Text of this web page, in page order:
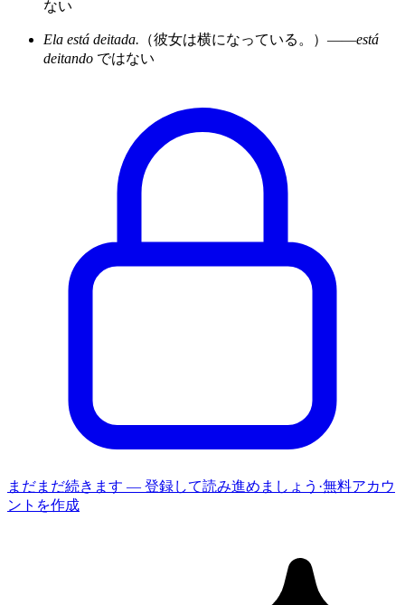
ない
Ela está deitada. （彼女は横になっている。）——está
deitando ではない
まだまだ続きます — 登録して読み進めましょう ·無料アカウ
ントを作成